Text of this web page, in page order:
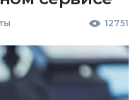
12751